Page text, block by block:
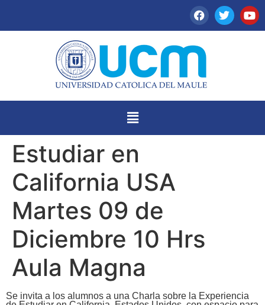
Estudiar en
California USA
Martes 09 de
Diciembre 10 Hrs
Aula Magna
Se invita a los alumnos a una Charla sobre la Experiencia